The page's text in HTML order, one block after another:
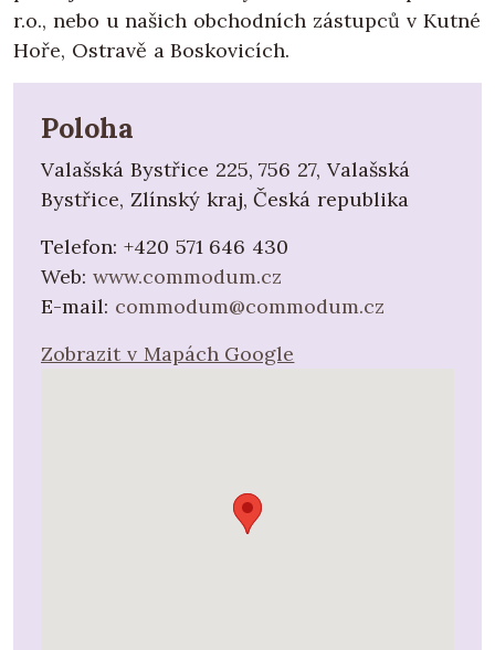
r.o., nebo u našich obchodních zástupců v Kutné
Hoře, Ostravě a Boskovicích.
Poloha
Valašská Bystřice 225, 756 27, Valašská
Bystřice, Zlínský kraj, Česká republika
Telefon: +420 571 646 430
Web: www.commodum.cz
E-mail: commodum@commodum.cz
Zobrazit v Mapách Google